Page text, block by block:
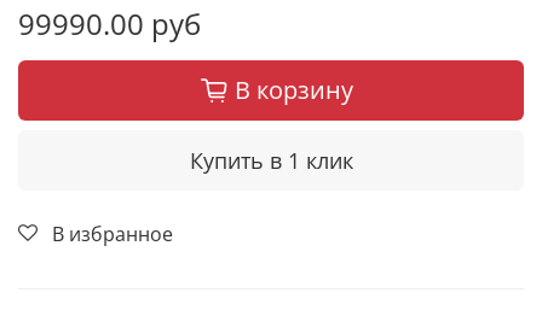
99990.00 руб
В корзину
Купить в 1 клик
В избранное